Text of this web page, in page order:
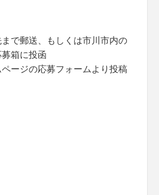
で郵送、もしくは市川市内の
箱に投函
ージの応募フォームより投稿